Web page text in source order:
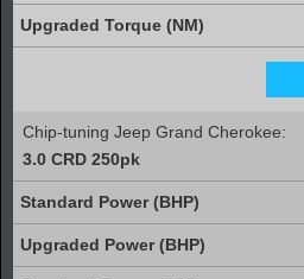
Chip-tuning Jeep Grand Cherokee:
3.0 CRD 250pk